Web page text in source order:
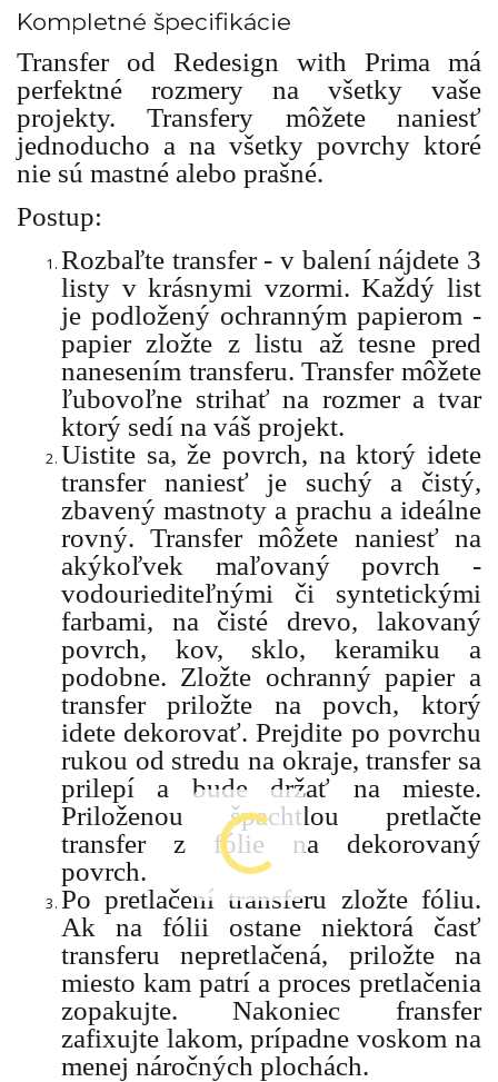
Kompletné špecifikácie
Transfer od Redesign with Prima má
perfektné rozmery na všetky vaše
projekty. Transfery môžete naniesť
jednoducho a na všetky povrchy ktoré
nie sú mastné alebo prašné.
Postup:
Rozbaľte transfer - v balení nájdete 3
listy v krásnymi vzormi. Každý list
je podložený ochranným papierom -
papier zložte z listu až tesne pred
nanesením transferu. Transfer môžete
ľubovoľne strihať na rozmer a tvar
ktorý sedí na váš projekt.
Uistite sa, že povrch, na ktorý idete
transfer naniesť je suchý a čistý,
zbavený mastnoty a prachu a ideálne
rovný. Transfer môžete naniesť na
akýkoľvek maľovaný povrch -
vodouriediteľnými či syntetickými
farbami, na čisté drevo, lakovaný
povrch, kov, sklo, keramiku a
podobne. Zložte ochranný papier a
transfer priložte na povch, ktorý
idete dekorovať. Prejdite po povrchu
rukou od stredu na okraje, transfer sa
prilepí a bude držať na mieste.
Priloženou špachtlou pretlačte
transfer z fólie na dekorovaný
povrch.
Po pretlačení transferu zložte fóliu.
Ak na fólii ostane niektorá časť
transferu nepretlačená, priložte na
miesto kam patrí a proces pretlačenia
zopakujte. Nakoniec fransfer
zafixujte lakom, prípadne voskom na
menej náročných plochách.